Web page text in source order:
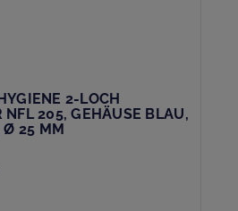
2-LOCH
NFL 205, GEHÄUSE BLAU,
Ø 25 MM